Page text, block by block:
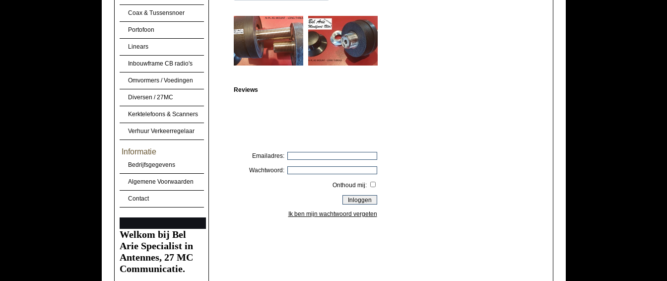
Coax & Tussensnoer
Portofoon
Linears
Inbouwframe CB radio's
Omvormers / Voedingen
Diversen / 27MC
Kerktelefoons & Scanners
Verhuur Verkeerregelaar
Informatie
Bedrijfsgegevens
Algemene Voorwaarden
Contact
Welkom bij Bel
Arie Specialist in
Antennes, 27 MC
Communicatie.
Reviews
Emailadres:
Wachtwoord:
Onthoud mij:
Ik ben mijn wachtwoord vergeten